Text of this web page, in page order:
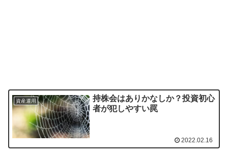
資産運用
持株会はありかなしか？投資初心
者が犯しやすい罠
2022.02.16